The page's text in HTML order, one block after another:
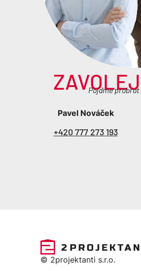
Pojďme
Pavel Nováček
+420 777 273 193
© 2projektanti s.r.o.